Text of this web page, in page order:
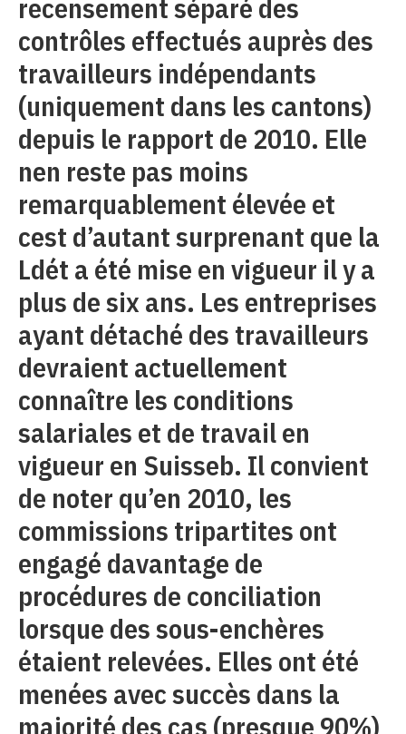
recensement séparé des
contrôles effectués auprès des
travailleurs indépendants
(uniquement dans les cantons)
depuis le rapport de 2010. Elle
nen reste pas moins
remarquablement élevée et
cest d’autant surprenant que la
Ldét a été mise en vigueur il y a
plus de six ans. Les entreprises
ayant détaché des travailleurs
devraient actuellement
connaître les conditions
salariales et de travail en
vigueur en Suisseb. Il convient
de noter qu’en 2010, les
commissions tripartites ont
engagé davantage de
procédures de conciliation
lorsque des sous-enchères
étaient relevées. Elles ont été
menées avec succès dans la
majorité des cas (presque 90%)